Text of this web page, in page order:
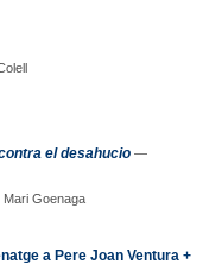
el desahucio —
Goenaga
Homenatge a Pere Joan Ventura +